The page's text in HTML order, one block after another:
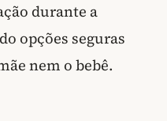
durante a
opções seguras
nem o bebê.